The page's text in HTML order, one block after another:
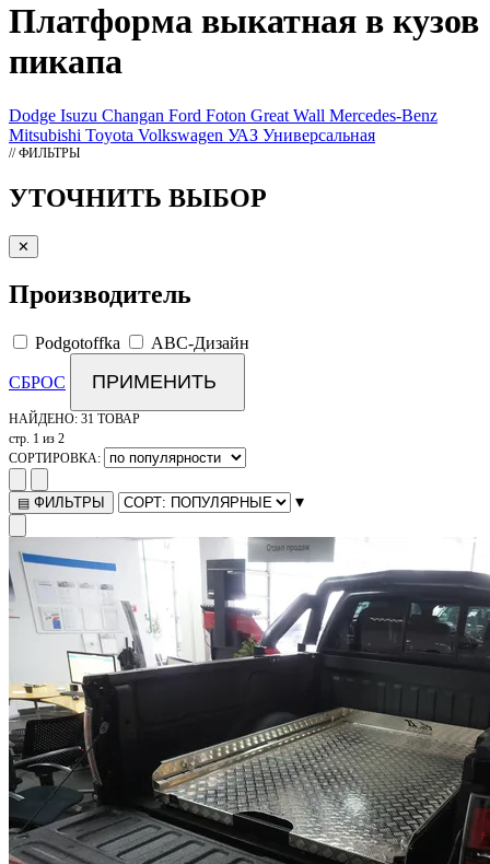
Платформа выкатная в кузов
пикапа
Dodge Isuzu Changan Ford Foton Great Wall Mercedes-Benz
Mitsubishi Toyota Volkswagen УАЗ Универсальная
// ФИЛЬТРЫ
УТОЧНИТЬ ВЫБОР
✕
Производитель
Podgotoffka АВС-Дизайн
СБРОС ПРИМЕНИТЬ
НАЙДЕНО: 31 ТОВАР
стр. 1 из 2
СОРТИРОВКА:
▤ ФИЛЬТРЫ ▾